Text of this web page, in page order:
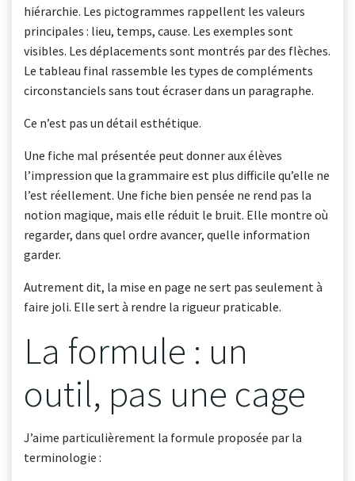
hiérarchie. Les pictogrammes rappellent les valeurs
principales : lieu, temps, cause. Les exemples sont
visibles. Les déplacements sont montrés par des flèches.
Le tableau final rassemble les types de compléments
circonstanciels sans tout écraser dans un paragraphe.
Ce n’est pas un détail esthétique.
Une fiche mal présentée peut donner aux élèves
l’impression que la grammaire est plus difficile qu’elle ne
l’est réellement. Une fiche bien pensée ne rend pas la
notion magique, mais elle réduit le bruit. Elle montre où
regarder, dans quel ordre avancer, quelle information
garder.
Autrement dit, la mise en page ne sert pas seulement à
faire joli. Elle sert à rendre la rigueur praticable.
La formule : un
outil, pas une cage
J’aime particulièrement la formule proposée par la
terminologie :